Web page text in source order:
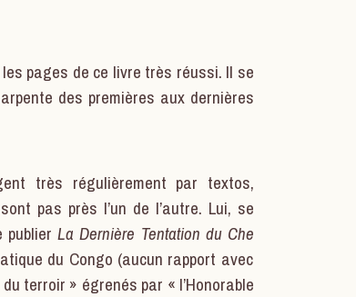
pages de ce livre très réussi. Il se
des premières aux dernières
très régulièrement par textos,
pas près l’un de l’autre. Lui, se
La Dernière Tentation du Che
du Congo (aucun rapport avec
terroir » égrenés par « l’Honorable